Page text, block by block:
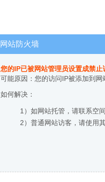
网站防火墙
您的IP已被网站管理员设置成禁止
可能原因：您的访问IP被添加到网
如何解决：
1）如网站托管，请联系空
2）普通网站访客，请使用